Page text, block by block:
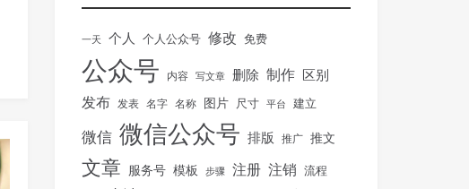
一天 个人 个人公众号 修改 免费
公众号 内容 写文章 删除 制作 区别
发布 发表 名字 名称 图片 尺寸 平台 建立
微信 微信公众号 排版 推广 推文
文章 服务号 模板 步骤 注册 注销 流程